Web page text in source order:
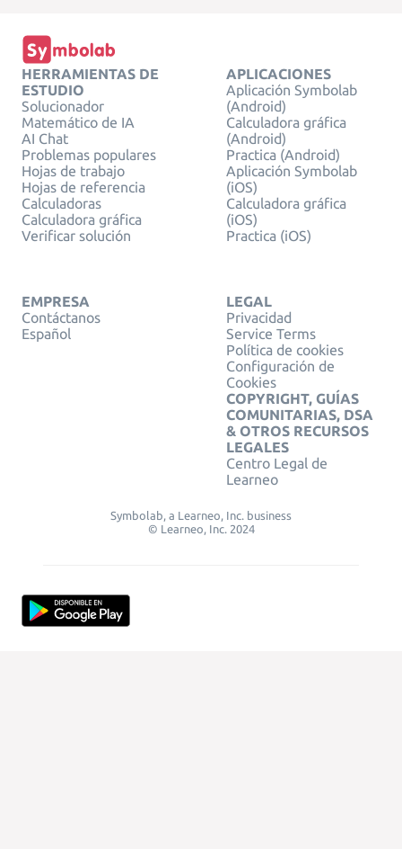
HERRAMIENTAS DE
ESTUDIO
Solucionador
Matemático de IA
AI Chat
Problemas populares
Hojas de trabajo
Hojas de referencia
Calculadoras
Calculadora gráfica
Verificar solución
APLICACIONES
Aplicación Symbolab
(Android)
Calculadora gráfica
(Android)
Practica (Android)
Aplicación Symbolab
(iOS)
Calculadora gráfica
(iOS)
Practica (iOS)
EMPRESA
Contáctanos
Español
LEGAL
Privacidad
Service Terms
Política de cookies
Configuración de
Cookies
COPYRIGHT, GUÍAS
COMUNITARIAS, DSA
& OTROS RECURSOS
LEGALES
Centro Legal de
Learneo
Symbolab, a Learneo, Inc. business
© Learneo, Inc. 2024